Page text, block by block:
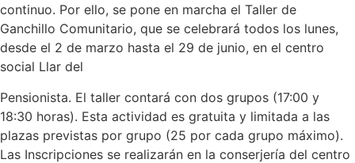
continuo. Por ello, se pone en marcha el Taller de
Ganchillo Comunitario, que se celebrará todos los lunes,
desde el 2 de marzo hasta el 29 de junio, en el centro
social Llar del
Pensionista. El taller contará con dos grupos (17:00 y
18:30 horas). Esta actividad es gratuita y limitada a las
plazas previstas por grupo (25 por cada grupo máximo).
Las Inscripciones se realizarán en la conserjería del centro